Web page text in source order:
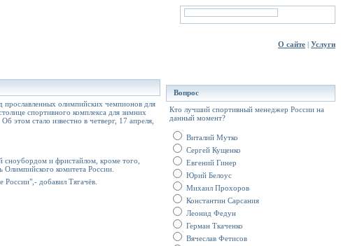
О сайте | Услуги
прославленных олимпийских чемпионов для
спортивного комплекса для зимних
этом стало известно в четверг, 17 апреля,
сноубордом и фристайлом, кроме того,
Олимпийского комитета России.
России",- добавил Тягачёв.
Вопрос
Кто лучший спортивный менеджер России на
данный момент?
Виталий Мутко
Сергей Кущенко
Евгений Гинер
Юрий Белоус
Михаил Прохоров
Константин Сарсания
Леонид Федун
Герман Ткаченко
Вячеслав Фетисов